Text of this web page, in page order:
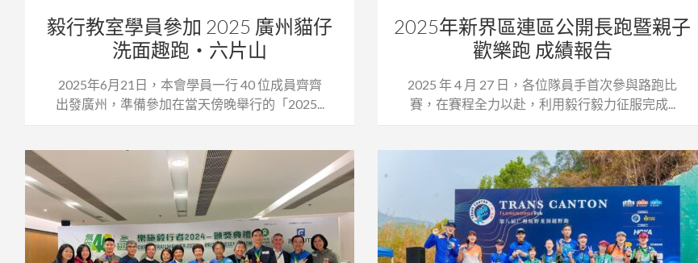
毅行教室學員參加 2025 廣州貓仔
洗面趣跑・六片山
2025年6月21日，本會學員一行 40 位成員齊齊
出發廣州，準備參加在當天傍晚舉行的「2025...
2025年新界區連區公開長跑暨親子
歡樂跑 成績報告
2025 年 4 月 27 日，各位隊員手首次參與路跑比
賽，在賽程全力以赴，利用毅行毅力征服完成...